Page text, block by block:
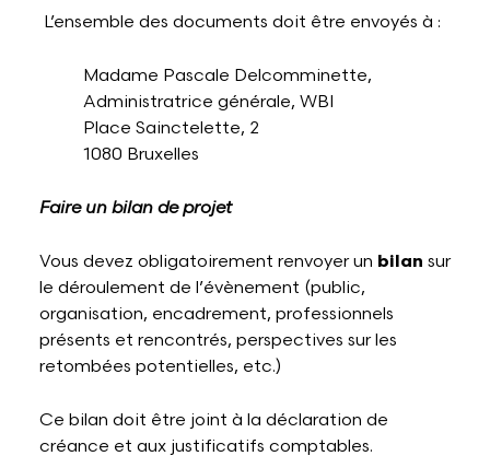
L’ensemble des documents doit être envoyés à :
Madame Pascale Delcomminette,
Administratrice générale, WBI
Place Sainctelette, 2
1080 Bruxelles
Faire un bilan de projet
Vous devez obligatoirement renvoyer un bilan sur
le déroulement de l’évènement (public,
organisation, encadrement, professionnels
présents et rencontrés, perspectives sur les
retombées potentielles, etc.)
Ce bilan doit être joint à la déclaration de
créance et aux justificatifs comptables.